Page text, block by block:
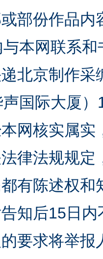
部份作品
本网联系
北京制作
国际大厦
网核实属
律法规规
有陈述权
知后15日
要求将举